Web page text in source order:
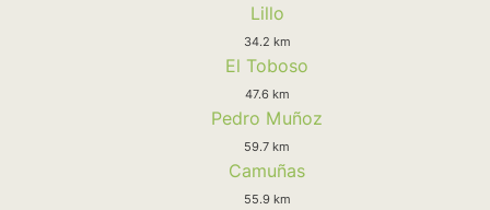
Lillo
34.2 km
El Toboso
47.6 km
Pedro Muñoz
59.7 km
Camuñas
55.9 km